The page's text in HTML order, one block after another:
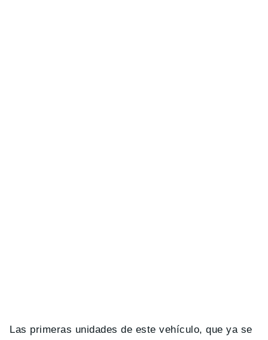
Las primeras unidades de este vehículo, que ya se